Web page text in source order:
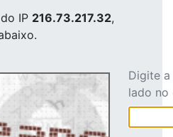
do IP 216.73.217.32,
Digite
lado no